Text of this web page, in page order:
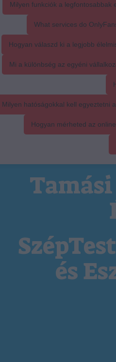
Milyen funkciók a legfontosabbak
What services do
Hogyan válaszd ki a legjobb
Mi a különbség az egyéni
Milyen hatóságokkal kell egyeztetni
Hogyan mérheted az
és